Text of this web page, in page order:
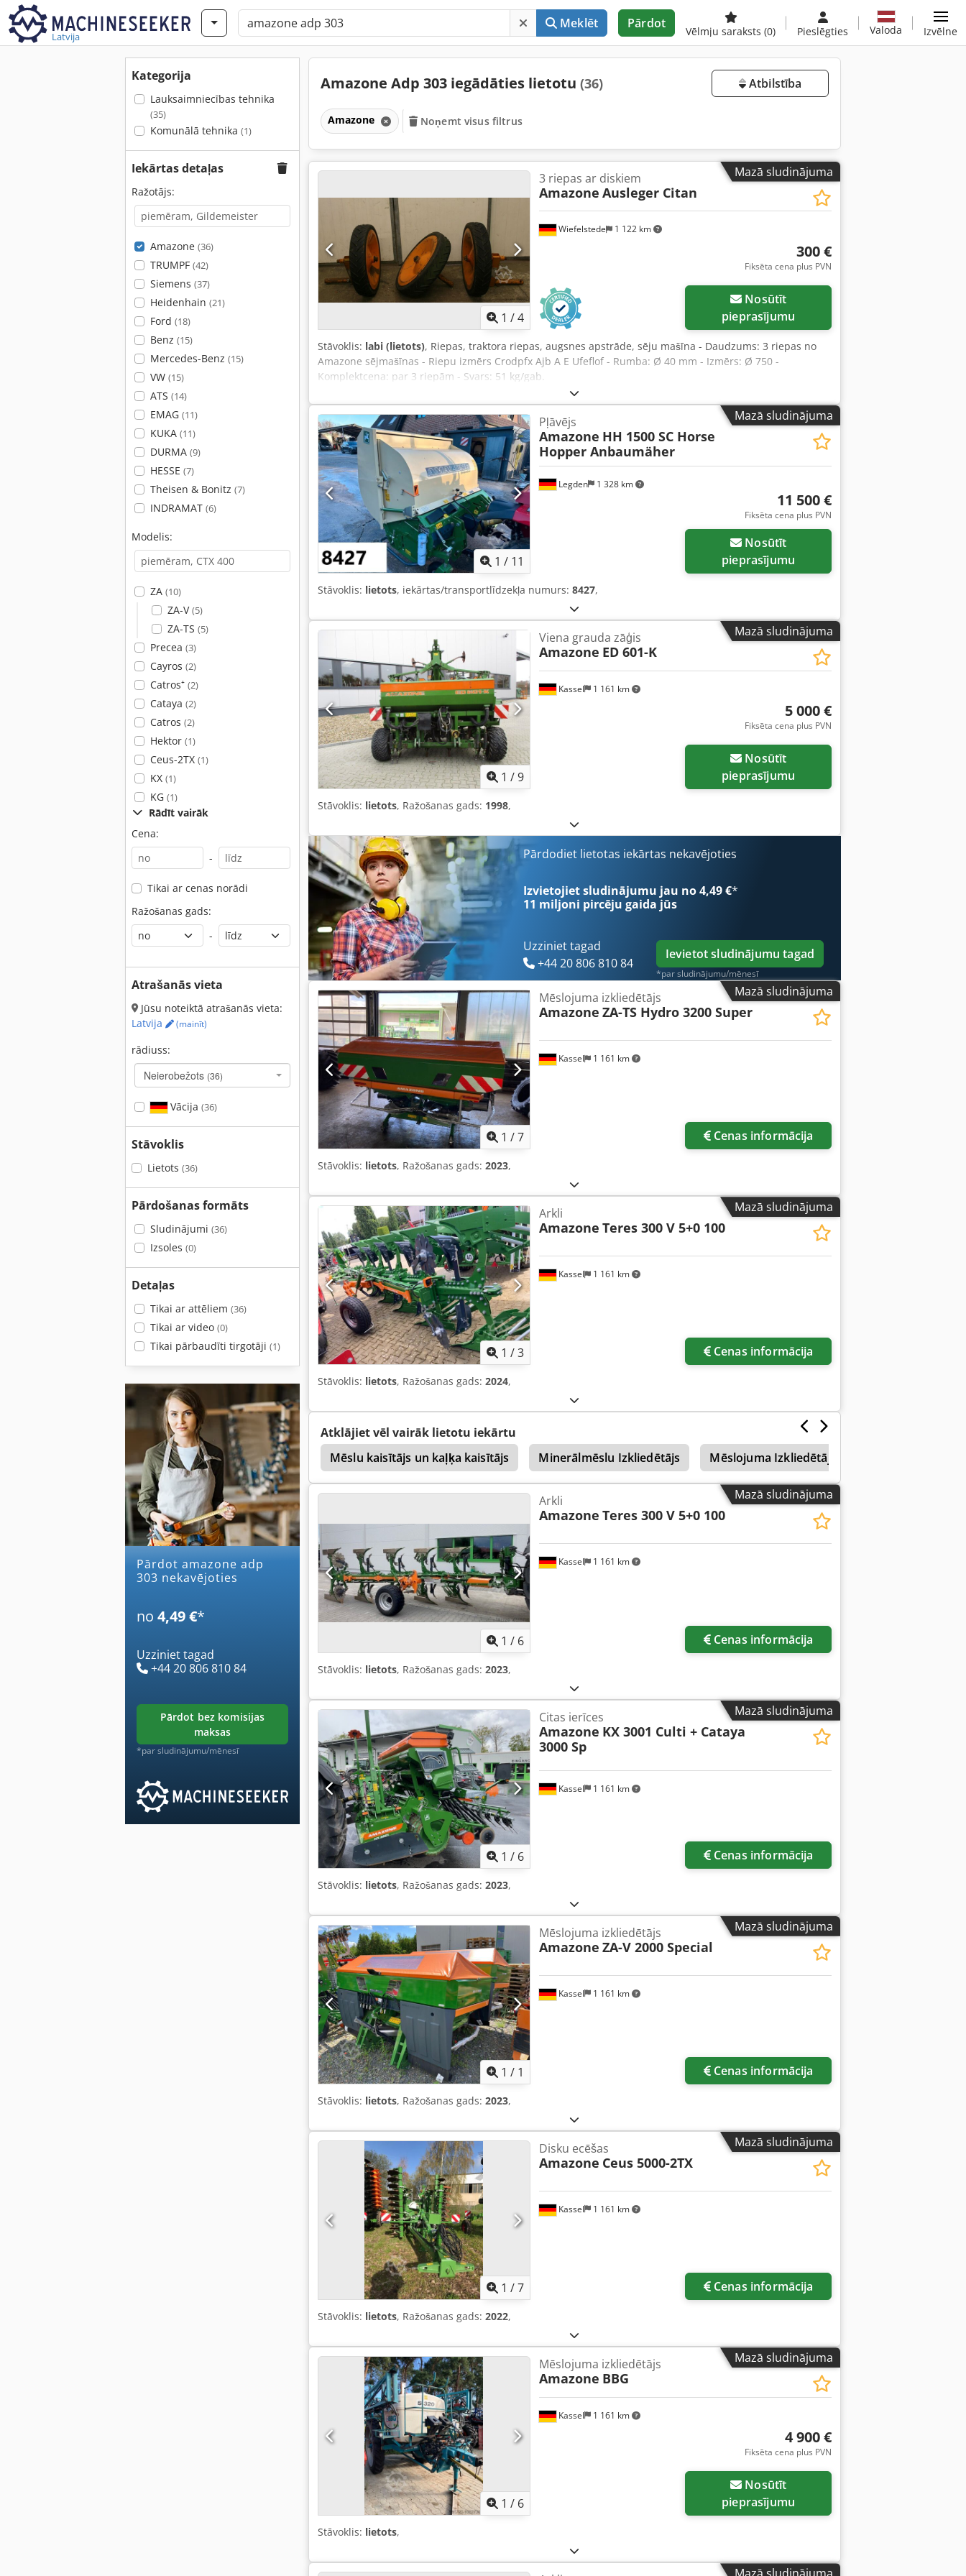
Latvija
Meklēt Pārdot
Vēlmju saraksts (0) Pieslēgties Valoda Izvēlne
Kategorija
Lauksaimniecības tehnika
(35)
Komunālā tehnika (1)
Iekārtas detaļas
Ražotājs:
Amazone (36)
TRUMPF (42)
Siemens (37)
Heidenhain (21)
Ford (18)
Benz (15)
Mercedes-Benz (15)
VW (15)
ATS (14)
EMAG (11)
KUKA (11)
DURMA (9)
HESSE (7)
Theisen & Bonitz (7)
INDRAMAT (6)
Modelis:
ZA (10)
ZA-V(5)
ZA-TS (5)
Precea (3)
Cayros (2)
Catros⁺ (2)
Cataya (2)
Catros (2)
Hektor (1)
Ceus-2TX (1)
KX (1)
KG (1)
Rādīt vairāk
Cena:
-
Tikai ar cenas norādi
Ražošanas gads:
-
Atrašanās vieta
Jūsu noteiktā atrašanās vieta:
Latvija
(mainīt)
rādiuss:
Neierobežots (36)
Vācija (36)
Stāvoklis
Lietots (36)
Pārdošanas formāts
Sludinājumi (36)
Izsoles (0)
Detaļas
Tikai ar attēliem (36)
Tikai ar video (0)
Tikai pārbaudīti tirgotāji (1)
Pārdot amazone adp
303 nekavējoties
no 4,49 €*
Uzziniet tagad
+44 20 806 810 84
pārdot bez komisijas
maksas
*par sludinājumu/mēnesī
Amazone Adp 303 iegādāties lietotu (36) Atbilstība
Amazone Noņemt visus filtrus
Mazā sludinājuma
1 /4
Wiefelstede 1 122 km
3 riepas ar diskiem
Amazone Ausleger Citan
300 €
Fiksēta cena plus PVN
pieprasījumu
Stāvoklis: labi (lietots), Riepas, traktora riepas, augsnes apstrāde, sēju mašīna - Daudzums: 3 riepas no
Amazone sējmašīnas - Riepu izmērs Crodpfx Ajb A E Ufeflof - Rumba: Ø 40 mm - Izmērs: Ø 750 -
Komplektcena: par 3 riepām - Svars: 51 kg/gab.
Mazā sludinājuma
1 / 11
Legden 1 328 km
Pļāvējs
Amazone HH 1500 SC Horse
Hopper Anbaumäher
11 500 €
Fiksēta cena plus PVN
pieprasījumu
Stāvoklis: lietots, iekārtas/transportlīdzekļa numurs: 8427,
Mazā sludinājuma
1 /9
Kassel 1 161 km
Viena grauda zāģis
Amazone ED 601-K
5 000 €
Fiksēta cena plus PVN
pieprasījumu
Stāvoklis: lietots, Ražošanas gads: 1998,
Pārdodiet lietotas iekārtas nekavējoties
Izvietojiet sludinājumu jau no 4,49 €*
11 miljoni pircēju gaida jūs
Uzziniet tagad
+44 20 806 810 84
Ievietot sludinājumu tagad
*par sludinājumu/mēnesī
Mazā sludinājuma
1 /7
Kassel 1 161 km
Mēslojuma izkliedētājs
Amazone ZA-TS Hydro 3200 Super
Cenas informācija
Stāvoklis: lietots, Ražošanas gads: 2023,
Mazā sludinājuma
1 /3
Kassel 1 161 km
Arkli
Amazone Teres 300 V 5+0 100
Cenas informācija
Stāvoklis: lietots, Ražošanas gads: 2024,
Atklājiet vēl vairāk lietotu iekārtu
Mēslu kaisītājs un kaļķa kaisītājs
Minerālmēslu Izkliedētājs Mēslojuma Izkliedētājs
Arkli Arkls Dziļi Arkls
Mazā sludinājuma
1 / 6
Kassel 1 161 km
Arkli
Amazone Teres 300 V 5+0 100
Cenas informācija
Stāvoklis: lietots, Ražošanas gads: 2023,
Mazā sludinājuma
1 / 6
Kassel 1 161 km
Citas ierīces
Amazone KX 3001 Culti + Cataya
3000 Sp
Cenas informācija
Stāvoklis: lietots, Ražošanas gads: 2023,
Mazā sludinājuma
1 / 1
Kassel 1 161 km
Mēslojuma izkliedētājs
Amazone ZA-V 2000 Special
Cenas informācija
Stāvoklis: lietots, Ražošanas gads: 2023,
Mazā sludinājuma
1 /7
Kassel 1 161 km
Disku ecēšas
Amazone Ceus 5000-2TX
Cenas informācija
Stāvoklis: lietots, Ražošanas gads: 2022,
Mazā sludinājuma
1 / 6
Kassel 1 161 km
Mēslojuma izkliedētājs
Amazone BBG
4 900 €
Fiksēta cena plus PVN
pieprasījumu
Stāvoklis: lietots,